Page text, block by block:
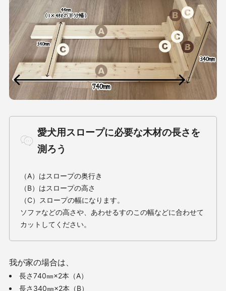
愛犬用スロープに必要な木材の長さを
測ろう
（A）はスロープの奥行き
（B）はスロープの高さ
（C）スロープの幅になります。
ソファなどの高さや、あわせるすのこの幅などに合わせて
カットしてください。
我が家の場合は、
長さ740㎜×2本（A）
長さ340㎜×2本（B）